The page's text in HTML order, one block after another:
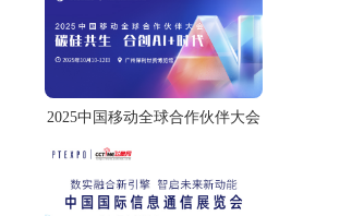
2025中国移动全球合作伙伴大会